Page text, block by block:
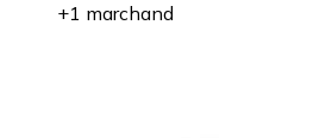
+1 marchand